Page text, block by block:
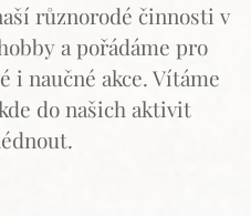
různorodé činnosti v
a pořádáme pro
i naučné akce. Vítáme
do našich aktivit
nahlédnout.